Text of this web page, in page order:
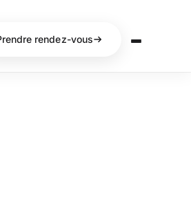
rendez-vous